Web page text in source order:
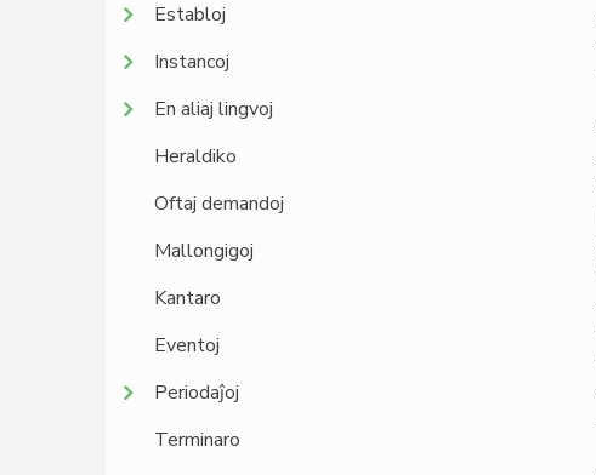
Establoj
Instancoj
En aliaj lingvoj
Heraldiko
Oftaj demandoj
Mallongigoj
Kantaro
Eventoj
Periodaĵoj
Terminaro